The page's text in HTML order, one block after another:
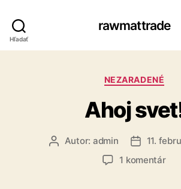
Hľadať
rawmattrade
Kategórie
NEZARADENÉ
Ahoj
AutorAutor: admin
Dátum
článku
11.
1 komentárna